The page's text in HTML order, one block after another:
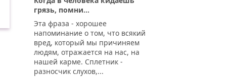
грязь, помни...
Эта фраза - хорошее
напоминание о том, что всякий
вред, который мы причиняем
людям, отражается на нас, на
нашей карме. Сплетник -
разносчик слухов,...